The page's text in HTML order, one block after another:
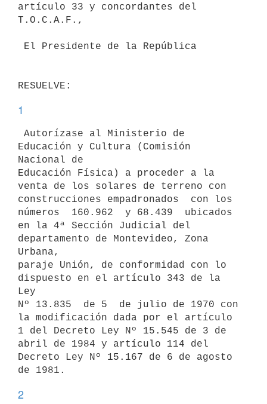
artículo 33 y concordantes del
T.O.C.A.F.,
1
Educación y Cultura (Comisión
Nacional de
Educación Física) a proceder a la
venta de los solares de terreno con
construcciones empadronados  con los
números  160.962  y 68.439  ubicados
en la 4ª Sección Judicial del
departamento de Montevideo, Zona
Urbana,
paraje Unión, de conformidad con lo
dispuesto en el artículo 343 de la
Ley
Nº 13.835  de 5  de julio de 1970 con
la modificación dada por el artículo
1 del Decreto Ley Nº 15.545 de 3 de
abril de 1984 y artículo 114 del
Decreto Ley Nº 15.167 de 6 de agosto
2